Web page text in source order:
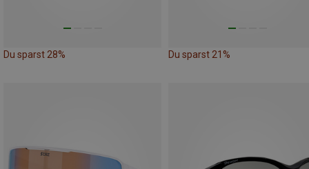
Du sparst 28% Du sparst 21%